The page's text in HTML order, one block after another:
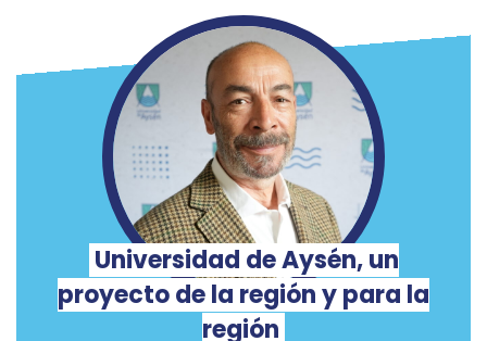
Universidad de Aysén, un
proyecto de la región y para la
región